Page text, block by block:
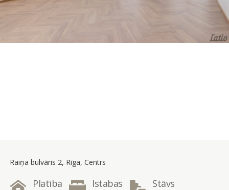
Raiņa bulvāris 2, Rīga, Centrs
Platība Istabas Stāvs